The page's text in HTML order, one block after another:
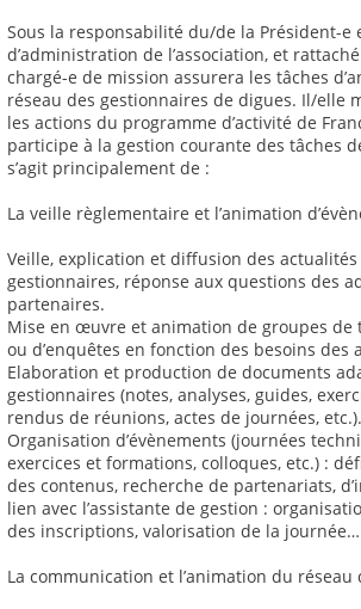
Sous la responsabilité du/de la Président-e
d’administration de l’association, et
chargé-e de mission assurera les tâches
réseau des gestionnaires de digues. Il/elle
les actions du programme d’activité de
participe à la gestion courante des tâches
s’agit principalement de :
La veille règlementaire et l’animation
Veille, explication et diffusion des
gestionnaires, réponse aux questions des
partenaires.
Mise en œuvre et animation de groupes de
ou d’enquêtes en fonction des besoins des
Elaboration et production de documents
gestionnaires (notes, analyses, guides,
rendus de réunions, actes de journées, etc.).
Organisation d’évènements (journées
exercices et formations, colloques, etc.) :
des contenus, recherche de partenariats,
lien avec l’assistante de gestion :
des inscriptions, valorisation de la journée…
La communication et l’animation du réseau